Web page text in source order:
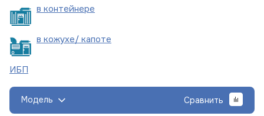
в контейнере
в кожухе/ капоте
ИБП
Модель Сравнить